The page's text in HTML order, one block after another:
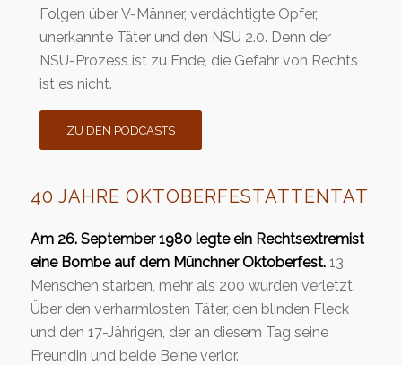
Folgen über V-Männer, verdächtigte Opfer,
unerkannte Täter und den NSU 2.0. Denn der
NSU-Prozess ist zu Ende, die Gefahr von Rechts
ist es nicht.
ZU DEN PODCASTS
40 JAHRE OKTOBERFESTATTENTAT
Am 26. September 1980 legte ein Rechtsextremist
eine Bombe auf dem Münchner Oktoberfest.13
Menschen starben, mehr als 200 wurden verletzt.
Über den verharmlosten Täter, den blinden Fleck
und den 17-Jährigen, der an diesem Tag seine
Freundin und beide Beine verlor.